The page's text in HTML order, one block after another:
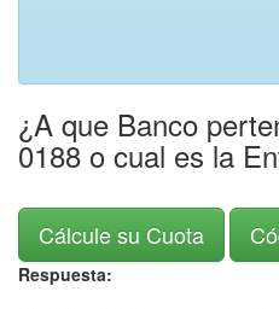
¿A que Banco
0188 o cual es la
Cálcule su Cuota
Respuesta: